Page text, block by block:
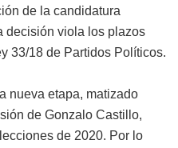
de la candidatura
decisión viola los plazos
33/18 de Partidos Políticos.
nueva etapa, matizado
de Gonzalo Castillo,
de 2020. Por lo